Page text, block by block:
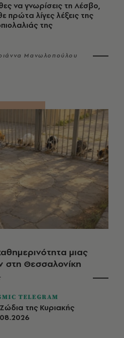
να γνωρίσεις τη Λέσβο,
πρώτα λίγες λέξεις της
της
Μανωλοπούλου
μιας
στη Θεσσαλονίκη
TELEGRAM
της Κυριακής